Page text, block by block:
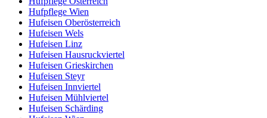
Hufpflege Wien
Hufeisen Oberösterreich
Hufeisen Wels
Hufeisen Linz
Hufeisen Hausruckviertel
Hufeisen Grieskirchen
Hufeisen Steyr
Hufeisen Innviertel
Hufeisen Mühlviertel
Hufeisen Schärding